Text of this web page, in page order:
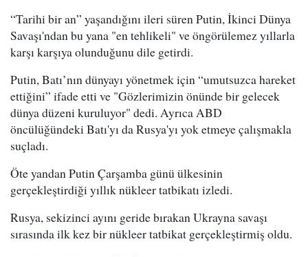
“Tarihi bir an” yaşandığını ileri süren Putin, İkinci Dünya
Savaşı'ndan bu yana "en tehlikeli" ve öngörülemez yıllarla
karşı karşıya olunduğunu dile getirdi.
Putin, Batı’nın dünyayı yönetmek için “umutsuzca hareket
ettiğini” ifade etti ve "Gözlerimizin önünde bir gelecek
dünya düzeni kuruluyor" dedi. Ayrıca ABD
öncülüğündeki Batı'yı da Rusya'yı yok etmeye çalışmakla
suçladı.
Öte yandan Putin Çarşamba günü ülkesinin
gerçekleştirdiği yıllık nükleer tatbikatı izledi.
Rusya, sekizinci ayını geride bırakan Ukrayna savaşı
sırasında ilk kez bir nükleer tatbikat gerçekleştirmiş oldu.